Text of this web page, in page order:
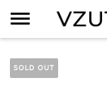
SOLD OUT